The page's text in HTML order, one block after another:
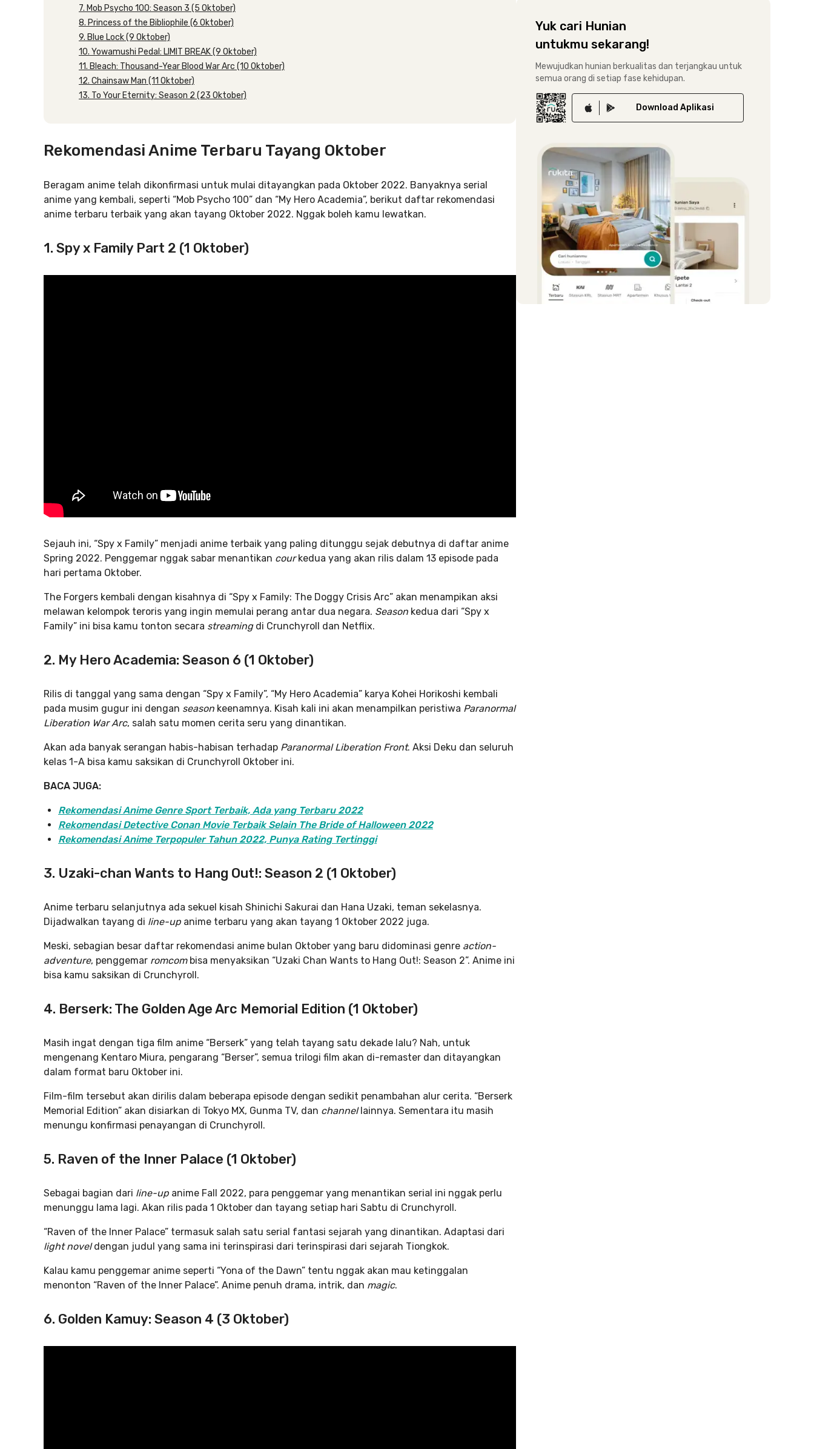
7. Mob Psycho 100: Season 3 (5 Oktober)
8. Princess of the Bibliophile (6 Oktober)
9. Blue Lock (9 Oktober)
10. Yowamushi Pedal: LIMIT BREAK (9 Oktober)
11. Bleach: Thousand-Year Blood War Arc (10 Oktober)
12. Chainsaw Man (11 Oktober)
13. To Your Eternity: Season 2 (23 Oktober)
Rekomendasi Anime Terbaru Tayang Oktober
Beragam anime telah dikonfirmasi untuk mulai ditayangkan pada Oktober 2022. Banyaknya serial
anime yang kembali, seperti “Mob Psycho 100” dan “My Hero Academia”, berikut daftar rekomendasi
anime terbaru terbaik yang akan tayang Oktober 2022. Nggak boleh kamu lewatkan.
1. Spy x Family Part 2 (1 Oktober)
Sejauh ini, “Spy x Family” menjadi anime terbaik yang paling ditunggu sejak debutnya di daftar anime
Spring 2022. Penggemar nggak sabar menantikan courkedua yang akan rilis dalam 13 episode pada
hari pertama Oktober.
The Forgers kembali dengan kisahnya di “Spy x Family: The Doggy Crisis Arc” akan menampikan aksi
melawan kelompok teroris yang ingin memulai perang antar dua negara. Season kedua dari “Spy x
Family” ini bisa kamu tonton secara streaming di Crunchyroll dan Netflix.
2. My Hero Academia: Season 6 (1 Oktober)
Rilis di tanggal yang sama dengan “Spy x Family”, “My Hero Academia” karya Kohei Horikoshi kembali
pada musim gugur ini dengan season keenamnya. Kisah kali ini akan menampilkan peristiwa Paranormal
Liberation War Arc, salah satu momen cerita seru yang dinantikan.
Akan ada banyak serangan habis-habisan terhadap Paranormal Liberation Front. Aksi Deku dan seluruh
kelas 1-A bisa kamu saksikan di Crunchyroll Oktober ini.
BACA JUGA:
Rekomendasi Anime Genre Sport Terbaik, Ada yang Terbaru 2022
Rekomendasi Detective Conan Movie Terbaik Selain The Bride of Halloween 2022
Rekomendasi Anime Terpopuler Tahun 2022, Punya Rating Tertinggi
3. Uzaki-chan Wants to Hang Out!: Season 2 (1 Oktober)
Anime terbaru selanjutnya ada sekuel kisah Shinichi Sakurai dan Hana Uzaki, teman sekelasnya.
Dijadwalkan tayang di line-up anime terbaru yang akan tayang 1 Oktober 2022 juga.
Meski, sebagian besar daftar rekomendasi anime bulan Oktober yang baru didominasi genre action-
adventure, penggemar romcom bisa menyaksikan “Uzaki Chan Wants to Hang Out!: Season 2”. Anime ini
bisa kamu saksikan di Crunchyroll.
4. Berserk: The Golden Age Arc Memorial Edition (1 Oktober)
Masih ingat dengan tiga film anime “Berserk” yang telah tayang satu dekade lalu? Nah, untuk
mengenang Kentaro Miura, pengarang “Berser”, semua trilogi film akan di-remaster dan ditayangkan
dalam format baru Oktober ini.
Film-film tersebut akan dirilis dalam beberapa episode dengan sedikit penambahan alur cerita. “Berserk
Memorial Edition” akan disiarkan di Tokyo MX, Gunma TV, dan channellainnya. Sementara itu masih
menungu konfirmasi penayangan di Crunchyroll.
5. Raven of the Inner Palace (1 Oktober)
Sebagai bagian dari line-up anime Fall 2022, para penggemar yang menantikan serial ini nggak perlu
menunggu lama lagi. Akan rilis pada 1 Oktober dan tayang setiap hari Sabtu di Crunchyroll.
“Raven of the Inner Palace” termasuk salah satu serial fantasi sejarah yang dinantikan. Adaptasi dari
light noveldengan judul yang sama ini terinspirasi dari terinspirasi dari sejarah Tiongkok.
Kalau kamu penggemar anime seperti “Yona of the Dawn” tentu nggak akan mau ketinggalan
menonton “Raven of the Inner Palace”. Anime penuh drama, intrik, dan magic.
6. Golden Kamuy: Season 4 (3 Oktober)
Yuk cari Hunian
untukmu sekarang!
Mewujudkan hunian berkualitas dan terjangkau untuk
semua orang di setiap fase kehidupan.
Download Aplikasi